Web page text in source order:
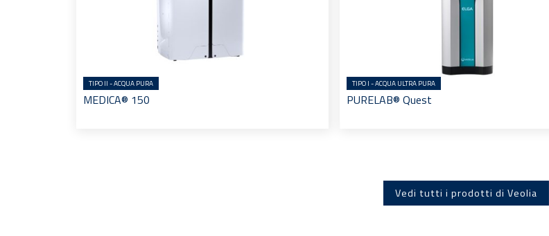
TIPO II - ACQUA PURA
MEDICA® 150
TIPO I - ACQUA ULTRA PURA
PURELAB® Quest
Vedi tutti i prodotti di Veolia